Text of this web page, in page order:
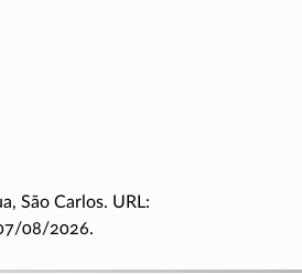
São Carlos. URL:
08/2026.